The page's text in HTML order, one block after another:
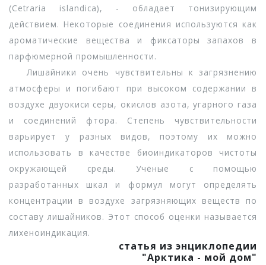
(Cetraria islandica), - обладает тонизирующим
действием. Некоторые соединения используются как
ароматические вещества и фиксаторы запахов в
парфюмерной промышленности.
Лишайники очень чувствительны к загрязнению
атмосферы и погибают при высоком содержании в
воздухе двуокиси серы, окислов азота, угарного газа
и соединений фтора. Степень чувствительности
варьирует у разных видов, поэтому их можно
использовать в качестве биоиндикаторов чистоты
окружающей среды. Учёные с помощью
разработанных шкал и формул могут определять
концентрации в воздухе загрязняющих веществ по
составу лишайников. Этот способ оценки называется
лихеноиндикация.
статья из энциклопедии
"Арктика - мой дом"